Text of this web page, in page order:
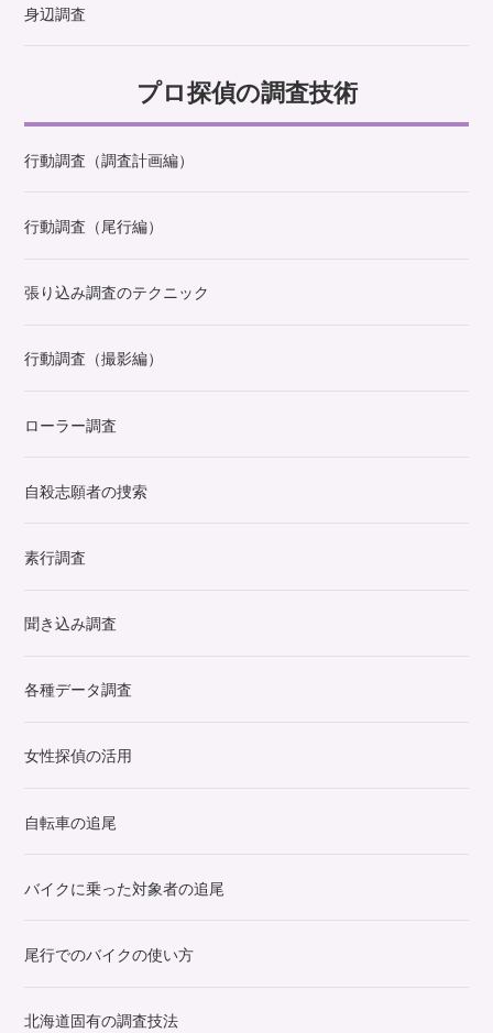
身辺調査
プロ探偵の調査技術
行動調査（調査計画編）
行動調査（尾行編）
張り込み調査のテクニック
行動調査（撮影編）
ローラー調査
自殺志願者の捜索
素行調査
聞き込み調査
各種データ調査
女性探偵の活用
自転車の追尾
バイクに乗った対象者の追尾
尾行でのバイクの使い方
北海道固有の調査技法